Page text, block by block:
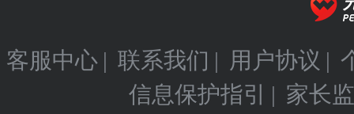
客服中心 | 联系我们 | 用户协议 |
信息保护指引
| 家长